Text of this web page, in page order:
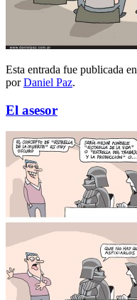
Esta entrada fue publicada en
porDaniel Paz.
El asesor